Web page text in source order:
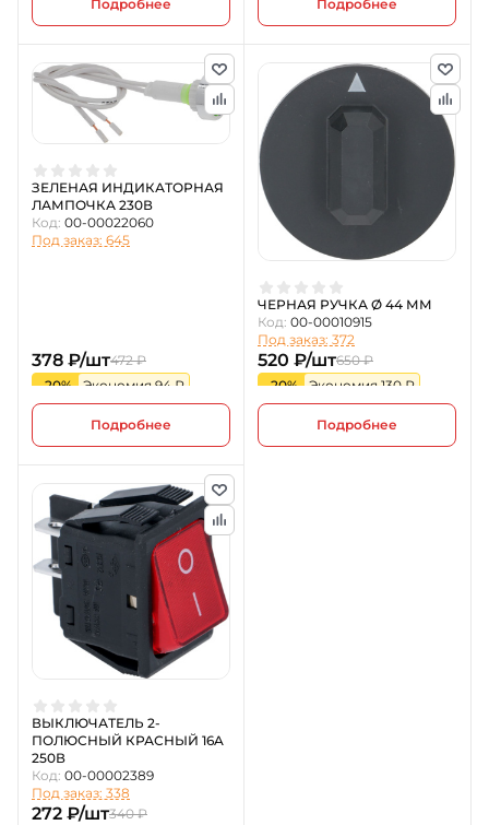
Подробнее Подробнее
ЗЕЛЕНАЯ ИНДИКАТОРНАЯ
ЛАМПОЧКА 230В
Код: 00-00022060
Под заказ: 645
378 ₽/шт472 ₽
-20%
Экономия 94 ₽
Подробнее
ЧЕРНАЯ РУЧКА Ø 44 ММ
Код: 00-00010915
Под заказ: 372
520 ₽/шт650 ₽
-20%
Экономия 130 ₽
Подробнее
ВЫКЛЮЧАТЕЛЬ 2-
ПОЛЮСНЫЙ КРАСНЫЙ 16A
250В
Код: 00-00002389
Под заказ: 338
272 ₽/шт340 ₽